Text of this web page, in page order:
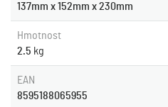
137mm x 152mm x 230mm
Hmotnost
2.5 kg
EAN
8595188065955